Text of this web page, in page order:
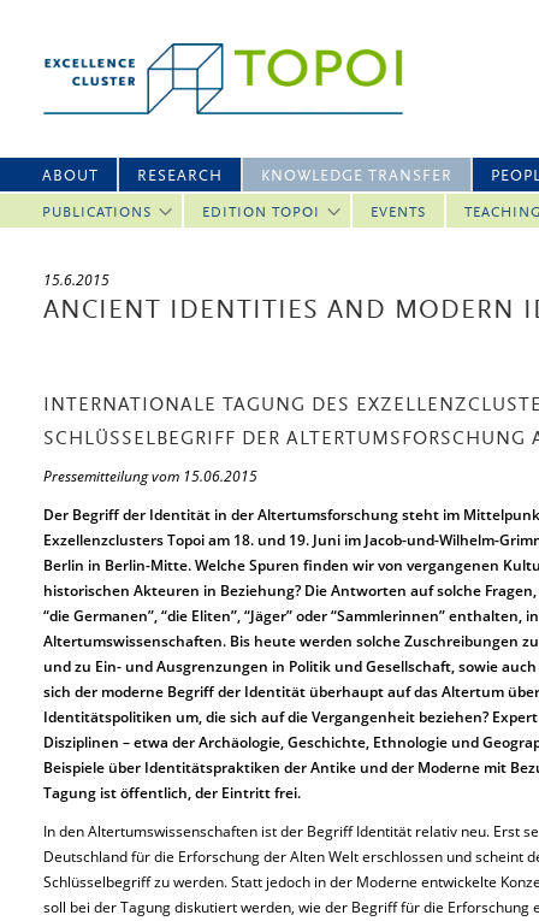
ABOUT RESEARCH KNOWLEDGE TRANSFER
PUBLICATIONS EDITION TOPOI EVENTS
15.6.2015
ANCIENT IDENTITIES AND MODERN
INTERNATIONALE TAGUNG DES
SCHLÜSSELBEGRIFF DER
Pressemitteilung vom 15.06.2015
Der Begriff der Identität in der Altertumsforschung steht im
Exzellenzclusters Topoi am 18. und 19. Juni im Jacob-und-Wilhelm-
Berlin in Berlin-Mitte. Welche Spuren finden wir von vergangenen
historischen Akteuren in Beziehung? Die Antworten auf solche
“die Germanen”, “die Eliten”, “Jäger” oder “Sammlerinnen”
Altertumswissenschaften. Bis heute werden solche Zuschreibungen
und zu Ein- und Ausgrenzungen in Politik und Gesellschaft, sowie
sich der moderne Begriff der Identität überhaupt auf das Altertum
Identitätspolitiken um, die sich auf die Vergangenheit beziehen?
Disziplinen – etwa der Archäologie, Geschichte, Ethnologie und
Beispiele über Identitätspraktiken der Antike und der Moderne mit
Tagung ist öffentlich, der Eintritt frei.
In den Altertumswissenschaften ist der Begriff Identität relativ neu. Erst
Deutschland für die Erforschung der Alten Welt erschlossen und scheint
Schlüsselbegriff zu werden. Statt jedoch in der Moderne entwickelte
soll bei der Tagung diskutiert werden, wie der Begriff für die